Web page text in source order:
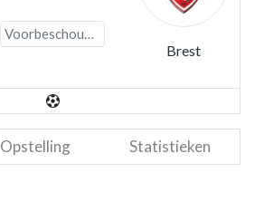
Voorbeschouwing
Brest
Opstelling Statistieken